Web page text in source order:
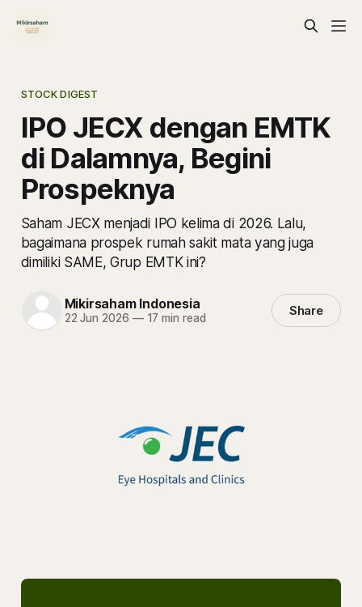
STOCK DIGEST
IPO JECX dengan EMTK
di Dalamnya, Begini
Prospeknya
Saham JECX menjadi IPO kelima di 2026. Lalu,
bagaimana prospek rumah sakit mata yang juga
dimiliki SAME, Grup EMTK ini?
Mikirsaham Indonesia
22 Jun 2026 —17 min read Share